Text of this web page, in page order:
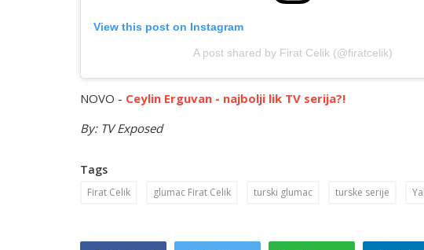
View this post on Instagram
A post shared by Firat Celik (@firatcelik)
NOVO - Ceylin Erguvan - najbolji lik TV serija?!
By: TV Exposed
Tags
Firat Celik glumac Firat Celik turski glumac turske serije